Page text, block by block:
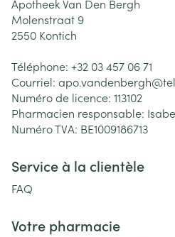
Apotheek Van Den Bergh
Molenstraat 9
2550 Kontich
Téléphone: +32 03 457 06 71
Courriel: apo.vandenbergh@
Numéro de licence: 113102
Pharmacien responsable:
Numéro TVA: BE1009186713
Service à la clientèle
FAQ
Votre pharmacie